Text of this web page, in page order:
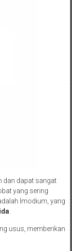
dan dapat sangat
yang sering
Imodium, yang
usus, memberikan